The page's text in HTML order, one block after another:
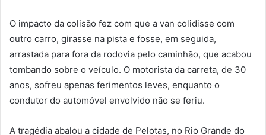
O impacto da colisão fez com que a van colidisse com
outro carro, girasse na pista e fosse, em seguida,
arrastada para fora da rodovia pelo caminhão, que acabou
tombando sobre o veículo. O motorista da carreta, de 30
anos, sofreu apenas ferimentos leves, enquanto o
condutor do automóvel envolvido não se feriu.
A tragédia abalou a cidade de Pelotas, no Rio Grande do